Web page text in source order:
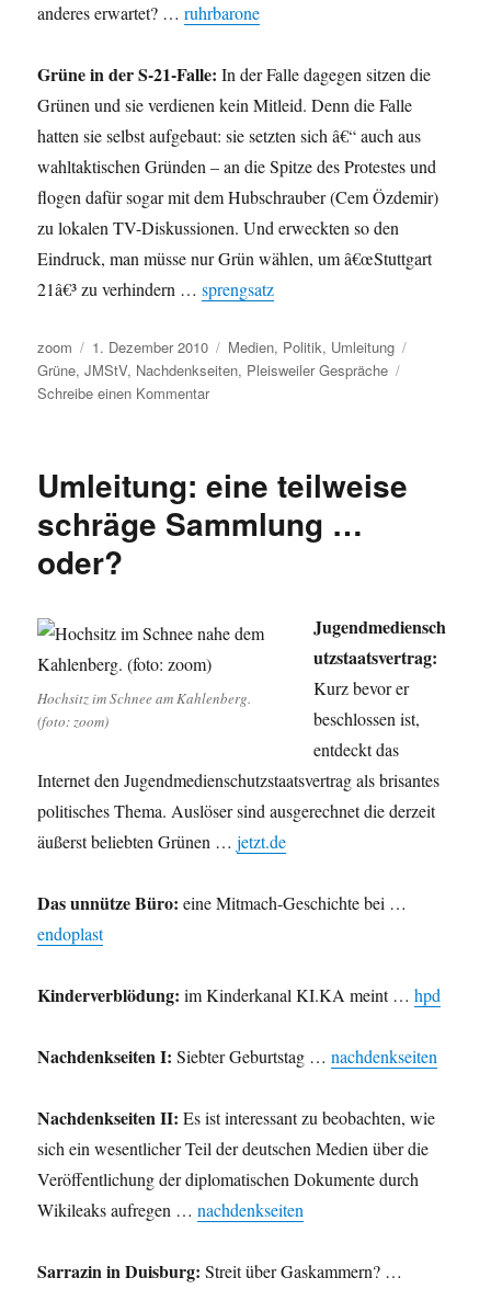
anderes erwartet? …ruhrbarone
Grüne in der S-21-Falle: In der Falle dagegen sitzen die
Grünen und sie verdienen kein Mitleid. Denn die Falle
hatten sie selbst aufgebaut: sie setzten sich â€“ auch aus
wahltaktischen Gründen – an die Spitze des Protestes und
flogen dafür sogar mit dem Hubschrauber (Cem Özdemir)
zu lokalen TV-Diskussionen. Und erweckten so den
Eindruck, man müsse nur Grün wählen, um â€œStuttgart
21â€³ zu verhindern …sprengsatz
Autor
zoom
Veröffentlicht
am
1. Dezember 2010 Kategorien
Medien, Politik, Umleitung
Grüne,JMStV, Nachdenkseiten, Pleisweiler Gespräche
Schreibe einen Kommentarzu
und
Grüne
in
der
Falle.
Umleitung: eine teilweise
schräge Sammlung …
oder?
Hochsitz im Schnee am Kahlenberg.
(foto: zoom)
Jugendmediensch
utzstaatsvertrag:
Kurz bevor er
beschlossen ist,
entdeckt das
Internet den Jugendmedienschutzstaatsvertrag als brisantes
politisches Thema. Auslöser sind ausgerechnet die derzeit
äußerst beliebten Grünen …jetzt.de
Das unnütze Büro: eine Mitmach-Geschichte bei …
endoplast
Kinderverblödung: im Kinderkanal KI.KA meint …hpd
Nachdenkseiten I: Siebter Geburtstag …nachdenkseiten
Nachdenkseiten II:Es ist interessant zu beobachten, wie
sich ein wesentlicher Teil der deutschen Medien über die
Veröffentlichung der diplomatischen Dokumente durch
Wikileaks aufregen …nachdenkseiten
Sarrazin in Duisburg: Streit über Gaskammern? …